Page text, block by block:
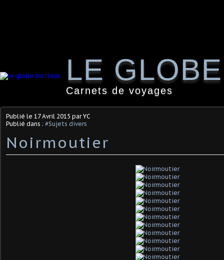
LE
Carnets de voyages
Publié le 17 Avril 2015 par YC
Publié dans : #Sujets divers
Noirmoutier